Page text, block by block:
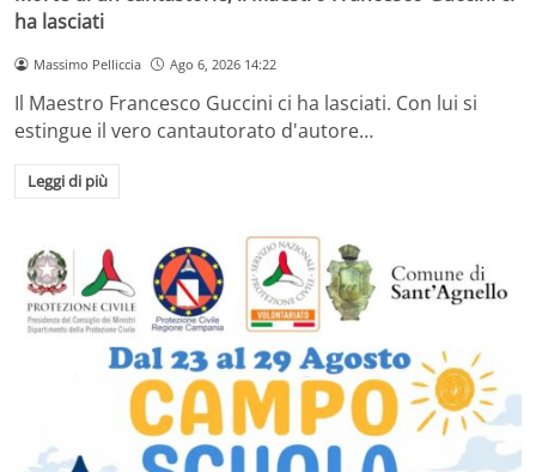
ha lasciati
Massimo Pelliccia Ago 6, 2026 14:22
Il Maestro Francesco Guccini ci ha lasciati. Con lui si
estingue il vero cantautorato d'autore…
Leggi di più